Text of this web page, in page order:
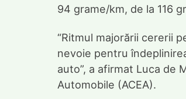
94 grame/km, de la 116
“Ritmul majorării cererii
nevoie pentru
auto”, a afirmat Luca de
Automobile (ACEA).